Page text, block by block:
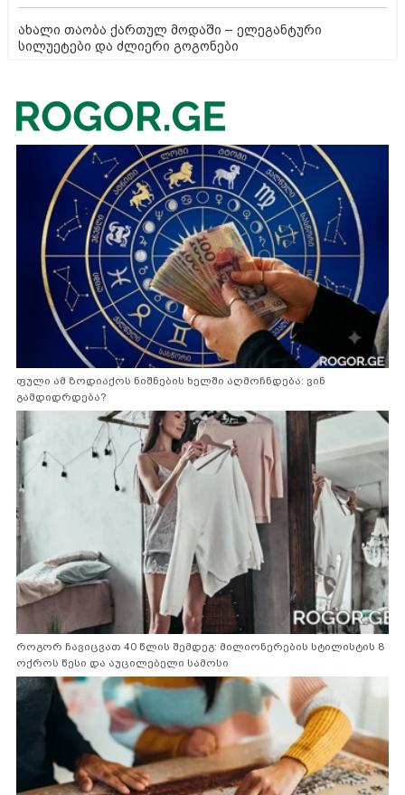
ახალი თაობა ქართულ მოდაში – ელეგანტური
სილუეტები და ძლიერი გოგონები
ფული ამ ზოდიაქოს ნიშნების ხელში აღმოჩნდება: ვინ
გამდიდრდება?
როგორ ჩავიცვათ 40 წლის შემდეგ: მილიონერების სტილისტის 8
ოქროს წესი და აუცილებელი სამოსი